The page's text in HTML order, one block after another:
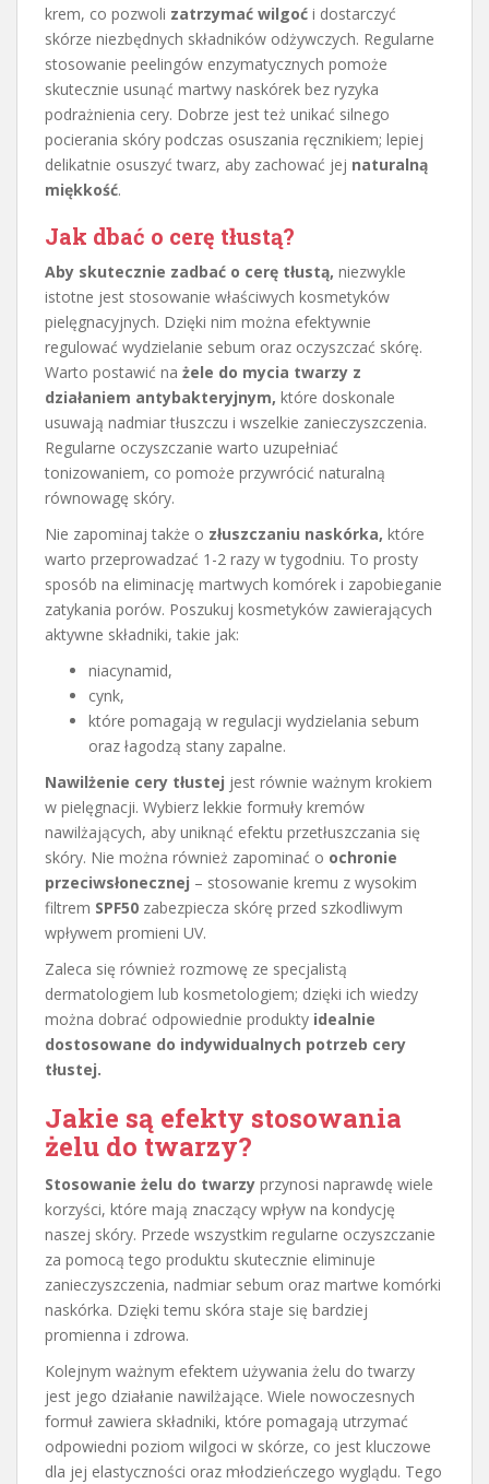
krem, co pozwoli zatrzymać wilgoć i dostarczyć
skórze niezbędnych składników odżywczych. Regularne
stosowanie peelingów enzymatycznych pomoże
skutecznie usunąć martwy naskórek bez ryzyka
podrażnienia cery. Dobrze jest też unikać silnego
pocierania skóry podczas osuszania ręcznikiem; lepiej
delikatnie osuszyć twarz, aby zachować jej naturalną
miękkość.
Jak dbać o cerę tłustą?
Aby skutecznie zadbać o cerę tłustą, niezwykle
istotne jest stosowanie właściwych kosmetyków
pielęgnacyjnych. Dzięki nim można efektywnie
regulować wydzielanie sebum oraz oczyszczać skórę.
Warto postawić na żele do mycia twarzy z
działaniem antybakteryjnym, które doskonale
usuwają nadmiar tłuszczu i wszelkie zanieczyszczenia.
Regularne oczyszczanie warto uzupełniać
tonizowaniem, co pomoże przywrócić naturalną
równowagę skóry.
Nie zapominaj także o złuszczaniu naskórka, które
warto przeprowadzać 1-2 razy w tygodniu. To prosty
sposób na eliminację martwych komórek i zapobieganie
zatykania porów. Poszukuj kosmetyków zawierających
aktywne składniki, takie jak:
niacynamid,
cynk,
które pomagają w regulacji wydzielania sebum
oraz łagodzą stany zapalne.
Nawilżenie cery tłustej jest równie ważnym krokiem
w pielęgnacji. Wybierz lekkie formuły kremów
nawilżających, aby uniknąć efektu przetłuszczania się
skóry. Nie można również zapominać o ochronie
przeciwsłonecznej – stosowanie kremu z wysokim
filtrem SPF50 zabezpiecza skórę przed szkodliwym
wpływem promieni UV.
Zaleca się również rozmowę ze specjalistą
dermatologiem lub kosmetologiem; dzięki ich wiedzy
można dobrać odpowiednie produkty idealnie
dostosowane do indywidualnych potrzeb cery
tłustej.
Jakie są efekty stosowania
żelu do twarzy?
Stosowanie żelu do twarzy przynosi naprawdę wiele
korzyści, które mają znaczący wpływ na kondycję
naszej skóry. Przede wszystkim regularne oczyszczanie
za pomocą tego produktu skutecznie eliminuje
zanieczyszczenia, nadmiar sebum oraz martwe komórki
naskórka. Dzięki temu skóra staje się bardziej
promienna i zdrowa.
Kolejnym ważnym efektem używania żelu do twarzy
jest jego działanie nawilżające. Wiele nowoczesnych
formuł zawiera składniki, które pomagają utrzymać
odpowiedni poziom wilgoci w skórze, co jest kluczowe
dla jej elastyczności oraz młodzieńczego wyglądu. Tego